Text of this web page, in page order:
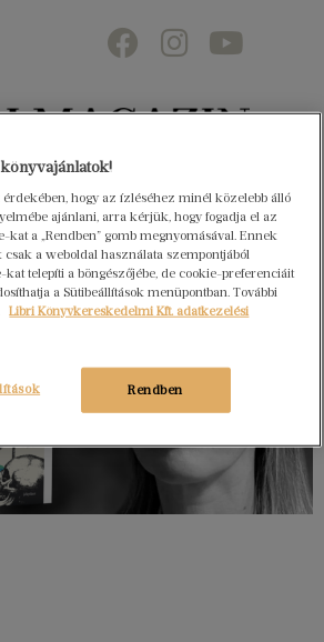
az olvasókig
érdekében, hogy az ízléséhez minél közelebb álló
ajánlani, arra kérjük, hogy fogadja el az
kat a „Rendben” gomb megnyomásával. Ennek
a weboldal használata szempontjából
kat telepíti a böngészőjébe, de cookie-preferenciáit
a Sütibeállítások menüpontban. További
Libri Könyvkereskedelmi Kft. adatkezelési
Rendben